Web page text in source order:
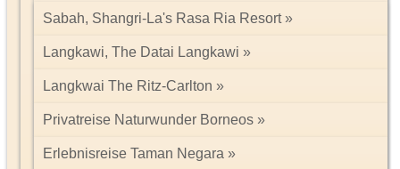
Sabah, Shangri-La's Rasa Ria Resort
Langkawi, The Datai Langkawi
Langkwai The Ritz-Carlton
Privatreise Naturwunder Borneos
Erlebnisreise Taman Negara